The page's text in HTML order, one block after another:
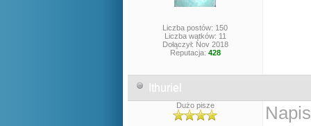
Liczba postów: 150
Liczba wątków: 11
Dołączył: Nov 2018
Reputacja: 428
Ithuriel
Dużo pisze